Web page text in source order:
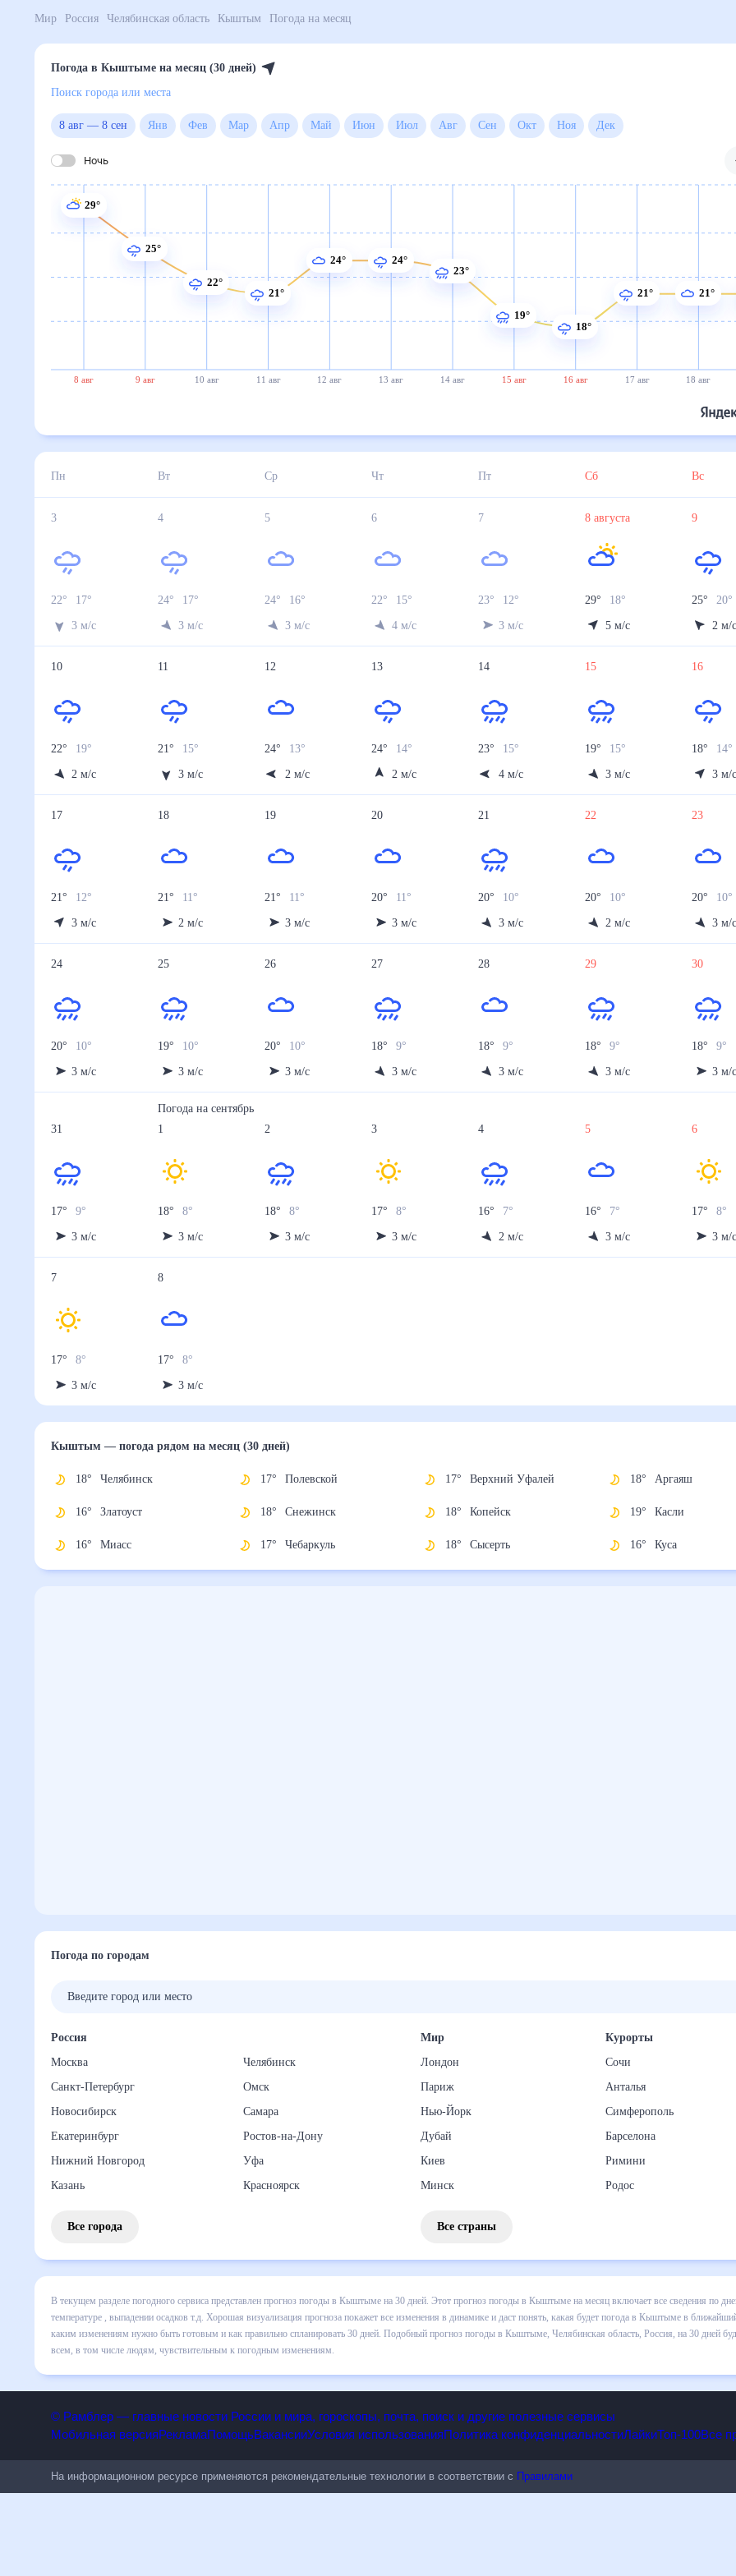
Мир Россия Челябинская область Кыштым Погода на месяц
Погода в Кыштыме на месяц (30 дней)
Поиск города или места
8 авг— 8 сен Янв Фев Мар Апр Май Июн Июл Авг Сен Окт Ноя
Ночь
8 авг 9 авг 10 авг 11 авг 12 авг 13 авг 14 авг 15 авг 16 авг 17 авг 18 авг
29°
25°
22°
21°
24° 24°
23°
19°
18°
21° 21°
Пн Вт Ср Чт Пт Сб Вс
3
22° 17°
3 м/с
4
24° 17°
3 м/с
5
24° 16°
3 м/с
6
22° 15°
4 м/с
7
23° 12°
3 м/с
8 августа
29° 18°
5 м/с
9
25° 20
2 м/
10
22° 19°
2 м/с
11
21° 15°
3 м/с
12
24° 13°
2 м/с
13
24° 14°
2 м/с
14
23° 15°
4 м/с
15
19° 15°
3 м/с
16
18° 14°
3 м/
17
21° 12°
3 м/с
18
21° 11°
2 м/с
19
21° 11°
3 м/с
20
20° 11°
3 м/с
21
20° 10°
3 м/с
22
20° 10°
2 м/с
23
20° 10°
3 м/
24
20° 10°
3 м/с
25
19° 10°
3 м/с
26
20° 10°
3 м/с
27
18° 9°
3 м/с
28
18° 9°
3 м/с
29
18° 9°
3 м/с
30
18° 9°
3 м/
31
17° 9°
3 м/с
Погода насентябрь
1
18° 8°
3 м/с
2
18° 8°
3 м/с
3
17° 8°
3 м/с
4
16° 7°
2 м/с
5
16° 7°
3 м/с
6
17° 8°
3 м/
7
17° 8°
3 м/с
8
17° 8°
3 м/с
Кыштым — погода рядомна месяц (30 дней)
18° Челябинск
16° Златоуст
16° Миасс
17° Полевской
18° Снежинск
17° Чебаркуль
17° Верхний Уфалей
18° Копейск
18° Сысерть
18° Аргаяш
19° Касли
16° Куса
Погода по городам
Россия
Москва
Санкт-Петербург
Новосибирск
Екатеринбург
Нижний Новгород
Казань
Челябинск
Омск
Самара
Ростов-на-Дону
Уфа
Красноярск
Все города
Мир
Лондон
Париж
Нью-Йорк
Дубай
Киев
Минск
Курорты
Сочи
Анталья
Симферополь
Барселона
Римини
Родос
Все страны
В текущем разделе погодного сервиса представлен прогноз погоды в Кыштыме на 30 дней. Этот прогноз погоды в Кыштыме на
включает все сведения по дневной температуре , выпадении осадков т.д. Хорошая визуализация прогноза покажет все
динамике и даст понять, какая будет погода в Кыштыме в ближайший месяц, к каким изменениям нужно быть готовым и как
спланировать 30 дней. Подобный прогноз погоды в Кыштыме, Челябинская область, Россия, на 30 дней будет полезен всем, в
© Рамблер — главные новости России и мира, гороскопы, почта, поиск и другие полезные сервисы
На информационном ресурсе применяются рекомендательные технологии в соответствии сПравилами